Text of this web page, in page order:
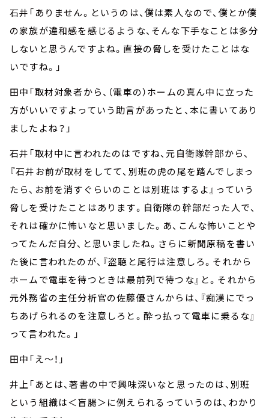
石井「ありません。というのは、僕は素人なので、僕とか僕
の家族が違和感を感じるような、そんな下手なことは多分
しないと思うんですよね。直接の脅しを受けたことはな
いですね。」
田中「取材対象者から、（電車の）ホームの真ん中に立った
方がいいですよっていう助言があったと、本に書いてあり
ましたよね？」
石井「取材中に言われたのはですね、元自衛隊幹部から、
『石井お前が取材をしてて、別班の虎の尾を踏んでしまっ
たら、お前を消すぐらいのことは別班はするよ』っていう
脅しを受けたことはあります。自衛隊の幹部だった人で、
それは確かに怖いなと思いました。あ、こんな怖いことや
ってたんだ自分、と思いましたね。さらに新聞原稿を書い
た後に言われたのが、『盗聴と尾行は注意しろ。それから
ホームで電車を待つときは最前列で待つな』と。それから
元外務省の主任分析官の佐藤優さんからは、『痴漢にでっ
ちあげられるのを注意しろと。酔っ払って電車に乗るな』
って言われた。」
田中「え～！」
井上「あとは、著書の中で興味深いなと思ったのは、別班
という組織は＜盲腸＞に例えられるっていうのは、わかり